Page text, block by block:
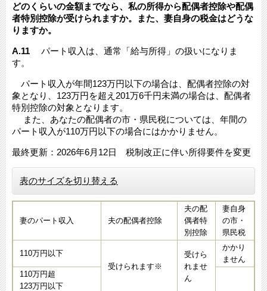
どのくらいの金額までなら、私の所得から配偶者控除や配偶
者特別控除が受けられますか。また、妻自身の税金はどうな
りますか。
A.11 パート収入は、通常「給与所得」の扱いになりま
す。
パート収入が年間123万円以下の場合は、配偶者控除の対
象となり、123万円を超え201万6千円未満の場合は、配偶者
特別控除の対象となります。
また、あなたの配偶者の市・県民税については、年間の
パート収入が110万円以下の場合にはかかりません。
最終更新：2026年6月12日 税制改正に伴い所得要件を変更
表のサイズを切り替える
妻のパート収入 夫の配偶者控除
夫の配
偶者特
別控除
妻自身
の市・
県民税
110万円以下
受けられます※
受けら
れませ
ん
かかり
ません
110万円超
123万円以下